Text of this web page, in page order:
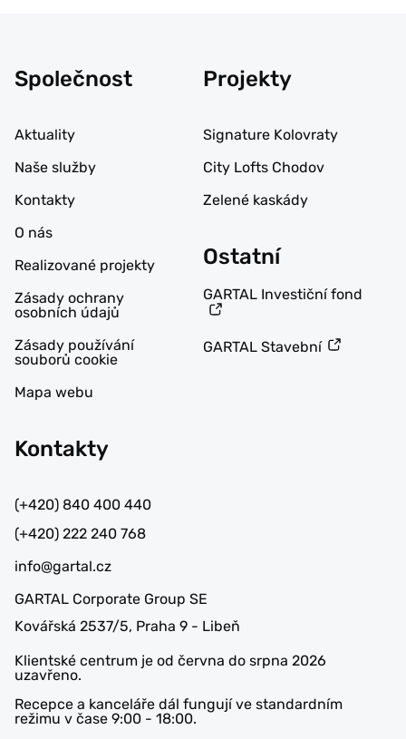
Společnost
Aktuality
Naše služby
Kontakty
O nás
Realizované projekty
Zásady ochrany
osobních údajů
Zásady používání
souborů cookie
Mapa webu
Projekty
Signature Kolovraty
City Lofts Chodov
Zelené kaskády
Ostatní
GARTAL Investiční fond
GARTAL Stavební
Kontakty
(+420) 840 400 440
(+420) 222 240 768
info@gartal.cz
GARTAL Corporate Group SE
Kovářská 2537/5, Praha 9 - Libeň
Klientské centrum je od června do srpna 2026
uzavřeno.
Recepce a kanceláře dál fungují ve standardním
režimu v čase 9:00 - 18:00.